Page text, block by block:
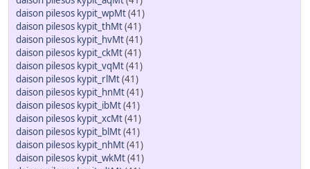
daison pilesos kypit_wpMt(41)
daison pilesos kypit_thMt(41)
daison pilesos kypit_hvMt(41)
daison pilesos kypit_ckMt(41)
daison pilesos kypit_vqMt(41)
daison pilesos kypit_rlMt(41)
daison pilesos kypit_hnMt(41)
daison pilesos kypit_ibMt(41)
daison pilesos kypit_xcMt(41)
daison pilesos kypit_blMt(41)
daison pilesos kypit_nhMt(41)
daison pilesos kypit_wkMt(41)